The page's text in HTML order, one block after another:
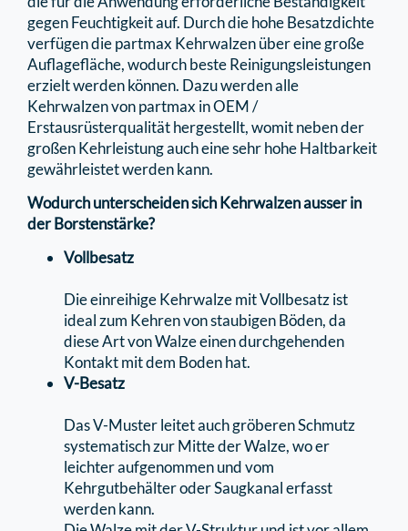
gegen Feuchtigkeit auf. Durch die hohe Besatzdichte
verfügen die partmax Kehrwalzen über eine große
Auﬂageﬂäche, wodurch beste Reinigungsleistungen
erzielt werden können. Dazu werden alle
Kehrwalzen von partmax in OEM /
Erstausrüsterqualität hergestellt, womit neben der
großen Kehrleistung auch eine sehr hohe Haltbarkeit
gewährleistet werden kann.
Wodurch unterscheiden sich Kehrwalzen ausser in
der Borstenstärke?
Vollbesatz
Die einreihige Kehrwalze mit Vollbesatz ist
ideal zum Kehren von staubigen Böden, da
diese Art von Walze einen durchgehenden
Kontakt mit dem Boden hat.
V-Besatz
Das V-Muster leitet auch gröberen Schmutz
systematisch zur Mitte der Walze, wo er
leichter aufgenommen und vom
Kehrgutbehälter oder Saugkanal erfasst
werden kann.